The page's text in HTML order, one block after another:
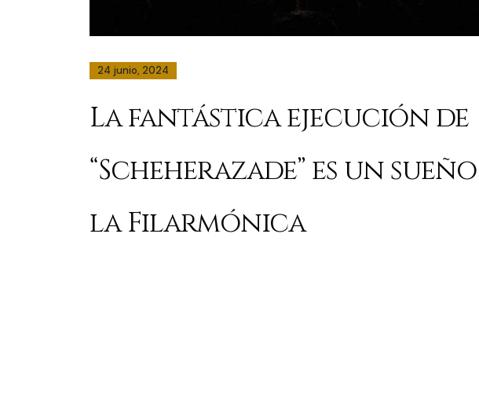
24 junio, 2024
La fantástica ejecución de
“Scheherazade” es un
la Filarmónica